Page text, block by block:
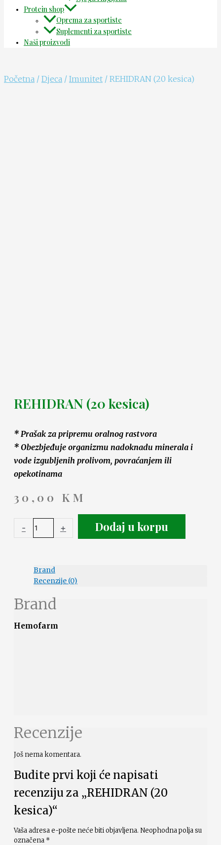
Protein shop
Oprema za sportiste
Suplementi za sportiste
Naši proizvodi
Početna / Djeca / Imunitet / REHIDRAN (20 kesica)
REHIDRAN (20 kesica)
* Prašak za pripremu oralnog rastvora
* Obezbjeđuje organizmu nadoknadu minerala i
vode izgubljenih prolivom, povraćanjem ili
opekotinama
30,00 KM
- + Dodaj u korpu
Brand
Recenzije (0)
Brand
Hemofarm
Recenzije
Još nema komentara.
Budite prvi koji će napisati
recenziju za „REHIDRAN (20
kesica)“
Vaša adresa e-pošte neće biti objavljena. Neophodna polja su
označena *